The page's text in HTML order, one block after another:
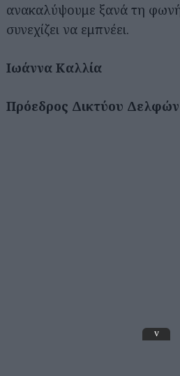
ανακαλύψουμε ξανά τη
συνεχίζει να εμπνέει.
Ιωάννα Καλλία
Πρόεδρος Δικτύου Δελφών
v